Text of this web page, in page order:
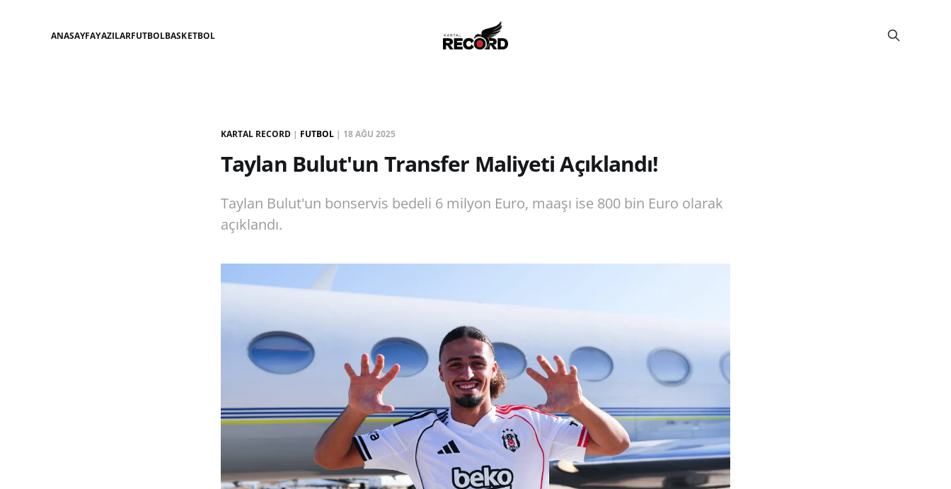
ANASAYFAYAZILARFUTBOLBASKETBOL
KARTAL RECORD | FUTBOL | 18 AĞU 2025
Taylan Bulut'un Transfer Maliyeti Açıklandı!
Taylan Bulut'un bonservis bedeli 6 milyon Euro, maaşı ise 800 bin Euro olarak
açıklandı.